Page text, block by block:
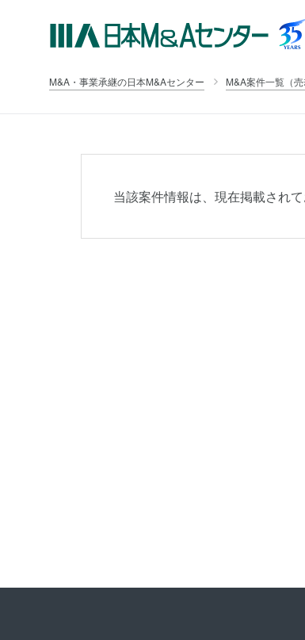
M&A・事業承継の日本M&Aセンター M&A案件一覧（売
当該案件情報は、現在掲載されて